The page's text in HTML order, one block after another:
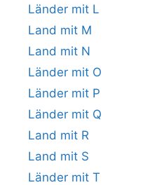
Länder mit L
Land mit M
Land mit N
Länder mit O
Länder mit P
Länder mit Q
Land mit R
Land mit S
Länder mit T